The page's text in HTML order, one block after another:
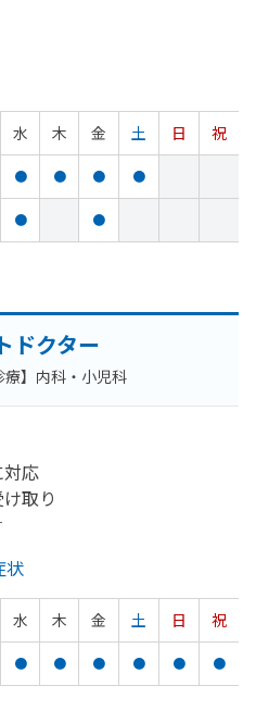
水 木 金 土 日
祝
● ● ● ●
● ●
ドクター
療】内科・小児科
応
取り
状
水 木 金 土 日
祝
● ● ● ● ● ●